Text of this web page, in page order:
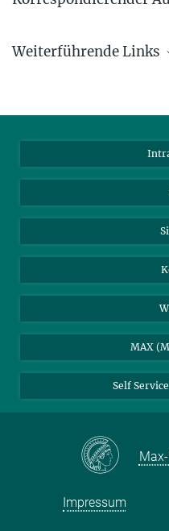
Max-Planck-Institut für
Weiterführende Links
MAX
Self
Impressum